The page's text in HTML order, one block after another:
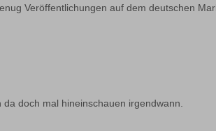
Veröffentlichungen auf dem deutschen
doch mal hineinschauen irgendwann.